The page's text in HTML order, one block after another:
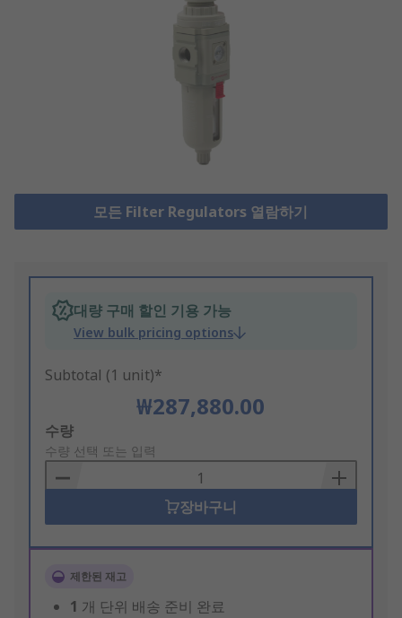
모든 Filter Regulators 열람하기
대량 구매 할인 기용 가능
View bulk pricing options
Subtotal (1 unit)*
₩287,880.00
Add
to
Basket
수량
수량 선택 또는 입력
장바구니
제한된 재고
1 개 단위 배송 준비 완료